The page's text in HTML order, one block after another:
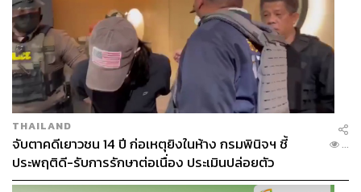
THAILAND
จับตาคดีเยาวชน 14 ปี ก่อเหตุยิงในห้าง กรมพินิจฯ ชี้
ประพฤติดี-รับการรักษาต่อเนื่อง ประเมินปล่อยตัว
...